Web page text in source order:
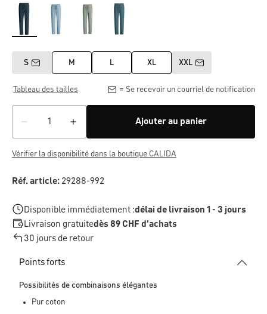
S M L XL XXL
Tableau des tailles = Se recevoir un courriel de notification
Ajouter au panier
Vérifier la disponibilité dans la boutique CALIDA
Réf. article:29288-992
Disponible immédiatement :délai de livraison 1 - 3 jours
Livraison gratuitedès 89 CHF d'achats
30 jours de retour
Points forts
Possibilités de combinaisons élégantes
Pur coton